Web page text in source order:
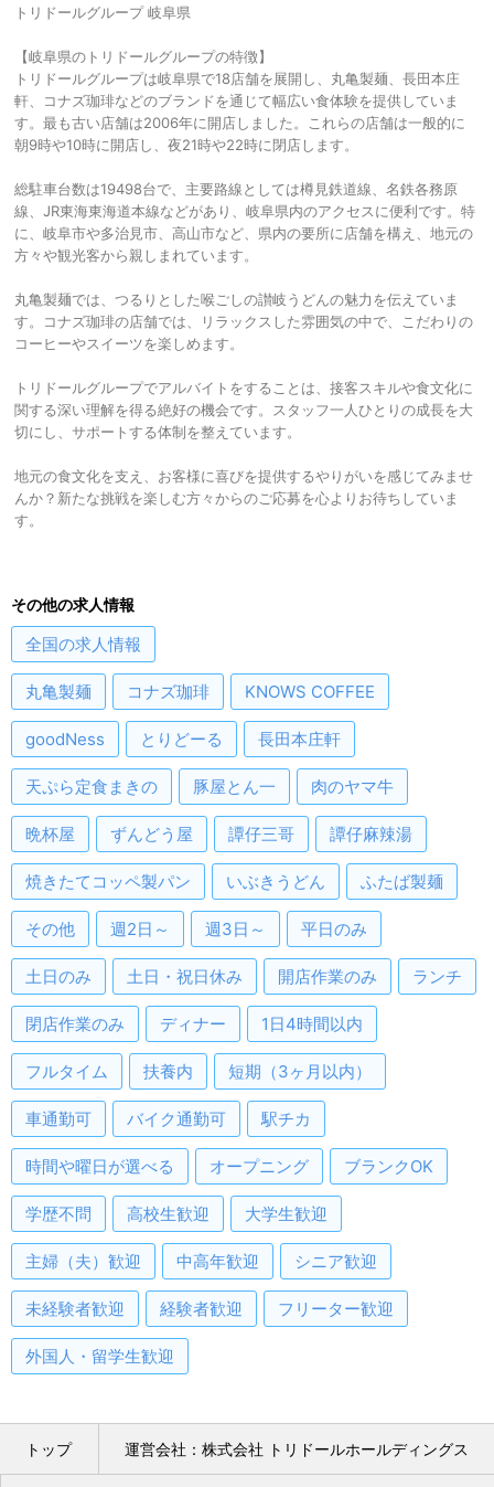
トリドールグループ 岐阜県
【岐阜県のトリドールグループの特徴】
トリドールグループは岐阜県で18店舗を展開し、丸亀製麺、長田本庄
軒、コナズ珈琲などのブランドを通じて幅広い食体験を提供していま
す。最も古い店舗は2006年に開店しました。これらの店舗は一般的に
朝9時や10時に開店し、夜21時や22時に閉店します。
総駐車台数は19498台で、主要路線としては樽見鉄道線、名鉄各務原
線、JR東海東海道本線などがあり、岐阜県内のアクセスに便利です。特
に、岐阜市や多治見市、高山市など、県内の要所に店舗を構え、地元の
方々や観光客から親しまれています。
丸亀製麺では、つるりとした喉ごしの讃岐うどんの魅力を伝えていま
す。コナズ珈琲の店舗では、リラックスした雰囲気の中で、こだわりの
コーヒーやスイーツを楽しめます。
トリドールグループでアルバイトをすることは、接客スキルや食文化に
関する深い理解を得る絶好の機会です。スタッフ一人ひとりの成長を大
切にし、サポートする体制を整えています。
地元の食文化を支え、お客様に喜びを提供するやりがいを感じてみませ
んか？新たな挑戦を楽しむ方々からのご応募を心よりお待ちしていま
す。
その他の求人情報
全国の求人情報
丸亀製麺 コナズ珈琲 KNOWS COFFEE
goodNess とりどーる 長田本庄軒
天ぷら定食まきの 豚屋とん一 肉のヤマ牛
晩杯屋 ずんどう屋 譚仔三哥 譚仔麻辣湯
焼きたてコッペ製パン いぶきうどん ふたば製麺
その他 週2日～ 週3日～ 平日のみ
土日のみ 土日・祝日休み 開店作業のみ ランチ
閉店作業のみ ディナー 1日4時間以内
フルタイム 扶養内 短期（3ヶ月以内）
車通勤可 バイク通勤可 駅チカ
時間や曜日が選べる オープニング ブランクOK
学歴不問 高校生歓迎 大学生歓迎
主婦（夫）歓迎 中高年歓迎 シニア歓迎
未経験者歓迎 経験者歓迎 フリーター歓迎
外国人・留学生歓迎
トップ 運営会社：株式会社 トリドールホールディングス